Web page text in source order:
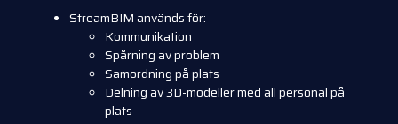
StreamBIM används för:
Kommunikation
Spårning av problem
Samordning på plats
Delning av 3D-modeller med all personal på
plats